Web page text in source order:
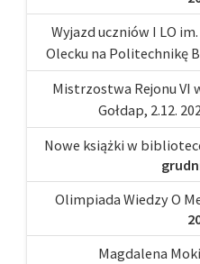
Wyjazd uczniów I LO
Olecku na Politechnikę
Mistrzostwa Rejonu VI
Gołdap, 2.12.
Nowe książki w
Olimpiada Wiedzy O
Magdalena